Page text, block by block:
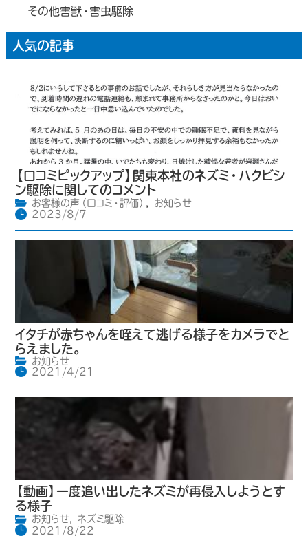
その他害獣・害虫駆除
人気の記事
【口コミピックアップ】関東本社のネズミ・ハクビシ
ン駆除に関してのコメント
お客様の声（口コミ・評価） ,
お知らせ
2023/8/7
イタチが赤ちゃんを咥えて逃げる様子をカメラでと
らえました。
お知らせ
2021/4/21
【動画】一度追い出したネズミが再侵入しようとす
る様子
お知らせ,
ネズミ駆除
2021/8/22